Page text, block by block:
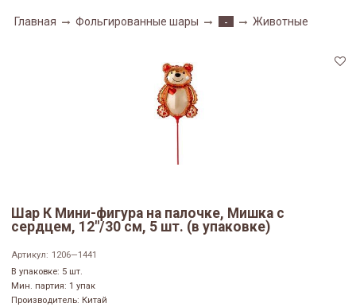
Главная Фольгированные шары - Животные
Шар К Мини-фигура на палочке, Мишка с
сердцем, 12"/30 см, 5 шт. (в упаковке)
Артикул: 1206—1441
В упаковке: 5 шт.
Мин. партия: 1 упак
Производитель: Китай